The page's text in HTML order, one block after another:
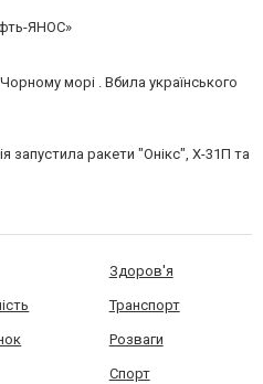
ЯНОС»
морі . Вбила українського
запустила ракети "Онікс", Х-31П та
Здоров'я
Транспорт
Розваги
Спорт